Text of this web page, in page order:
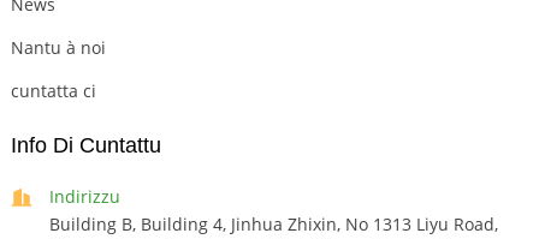
Nantu à noi
cuntatta ci
Info Di Cuntattu
Indirizzu
Building B, Building 4, Jinhua Zhixin, No 1313 Liyu Road,